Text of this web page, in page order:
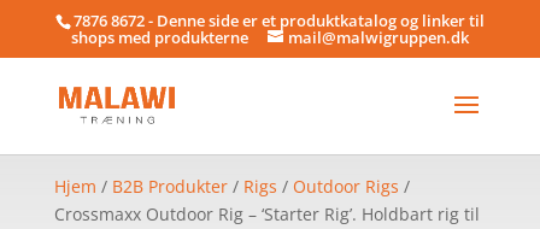
7876 8672 - Denne side er et produktkatalog og linker til
shops med produkterne mail@malwigruppen.dk
Hjem / B2B Produkter/ Rigs / Outdoor Rigs /
Crossmaxx Outdoor Rig – ‘Starter Rig’. Holdbart rig til